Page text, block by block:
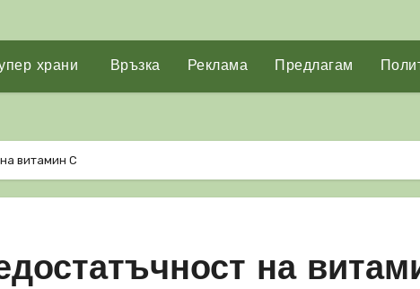
храни Връзка Реклама Предлагам
витамин C
на